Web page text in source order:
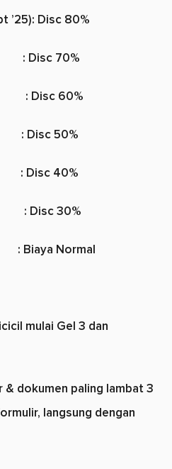
’25): Disc 80%
: Disc 70%
: Disc 60%
: Disc 50%
: Disc 40%
: Disc 30%
Normal
mulai Gel 3 dan
& dokumen paling lambat 3
langsung dengan